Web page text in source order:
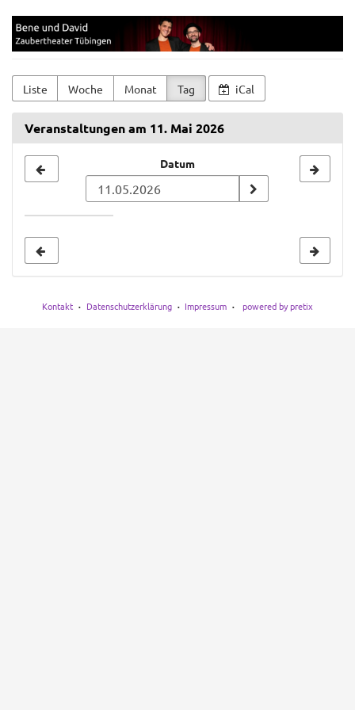
Zum
Haupt-
Inhalt
Bene
und
David
Liste Woche Monat Tag iCal
Veranstaltungen am 11. Mai 2026
zur
Anzeige
Datum
Kontakt Datenschutzerklärung Impressum powered by pretix